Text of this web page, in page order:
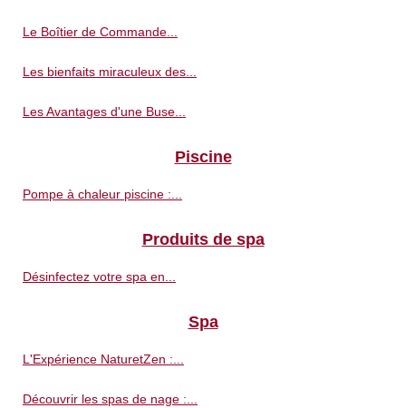
Le Boîtier de Commande...
Les bienfaits miraculeux des...
Les Avantages d'une Buse...
Piscine
Pompe à chaleur piscine :...
Produits de spa
Désinfectez votre spa en...
Spa
L'Expérience NaturetZen :...
Découvrir les spas de nage :...